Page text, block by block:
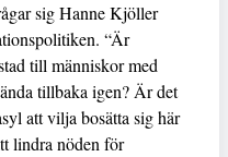
sig Hanne Kjöller
“Är
till människor med
tillbaka igen? Är det
att vilja bosätta sig här
lindra nöden för